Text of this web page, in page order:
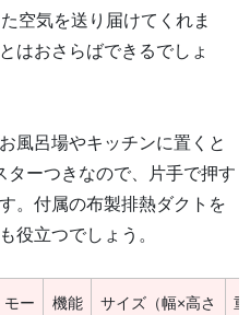
空気を送り届けてくれま
はおさらばできるでしょ
風呂場やキッチンに置くと
ターつきなので、片手で押す
。付属の布製排熱ダクトを
役立つでしょう。
モー
機能
サイズ（幅×高さ